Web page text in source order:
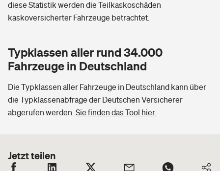
diese Statistik werden die Teilkaskoschäden
kaskoversicherter Fahrzeuge betrachtet.
Typklassen aller rund 34.000
Fahrzeuge in Deutschland
Die Typklassen aller Fahrzeuge in Deutschland kann über
die Typklassenabfrage der Deutschen Versicherer
abgerufen werden. Sie finden das Tool hier.
Jetzt teilen